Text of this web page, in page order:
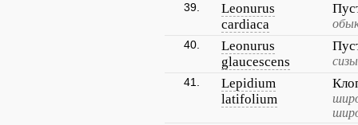
39.
Leonurus
cardiaca
40.
Leonurus
glaucescens
41.
Lepidium
latifolium